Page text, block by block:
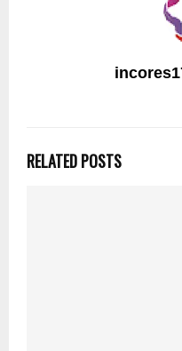
RELATED POSTS